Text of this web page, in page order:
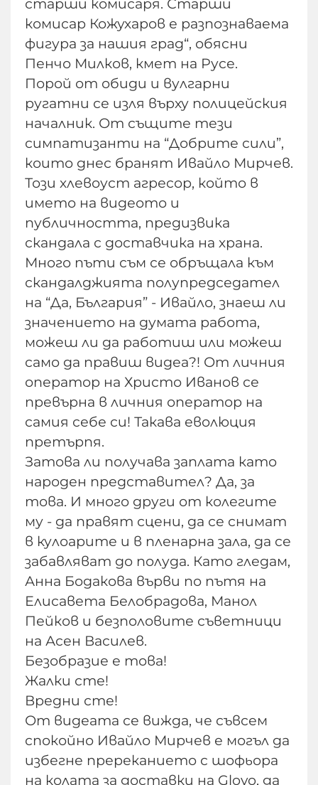
старши комисаря. Старши
комисар Кожухаров е разпознаваема
фигура за нашия град“, обясни
Пенчо Милков, кмет на Русе.
Порой от обиди и вулгарни
ругатни се изля върху полицейския
началник. От същите тези
симпатизанти на “Добрите сили”,
които днес бранят Ивайло Мирчев.
Този хлевоуст агресор, който в
името на видеото и
публичността, предизвика
скандала с доставчика на храна.
Много пъти съм се обръщала към
скандалджията полупредседател
на “Да, България” - Ивайло, знаеш ли
значението на думата работа,
можеш ли да работиш или можеш
само да правиш видеа?! От личния
оператор на Христо Иванов се
превърна в личния оператор на
самия себе си! Такава еволюция
претърпя.
Затова ли получава заплата като
народен представител? Да, за
това. И много други от колегите
му - да правят сцени, да се снимат
в кулоарите и в пленарна зала, да се
забавляват до полуда. Като гледам,
Анна Бодакова върви по пътя на
Елисавета Белобрадова, Манол
Пейков и безполовите съветници
на Асен Василев.
Безобразие е това!
Жалки сте!
Вредни сте!
От видеата се вижда, че съвсем
спокойно Ивайло Мирчев е могъл да
избегне пререканието с шофьора
на колата за доставки на Glovo, да